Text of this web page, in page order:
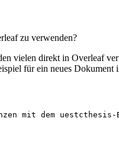
zu verwenden?
vielen direkt in Overleaf
für ein neues Dokument
mit dem